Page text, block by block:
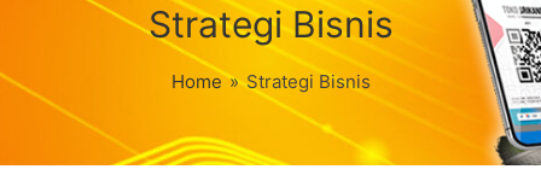
Strategi Bisnis
Home » Strategi Bisnis